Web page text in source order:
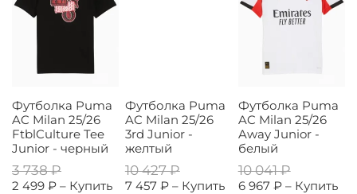
Футболка Puma
AC Milan 25/26
FtblCulture Tee
Junior - черный
3 738 ₽
2 499 ₽ – Купить
Футболка Puma
AC Milan 25/26
3rd Junior -
желтый
10 427 ₽
7 457 ₽ – Купить
Футболка Puma
AC Milan 25/26
Away Junior -
белый
10 041 ₽
6 967 ₽ – Купить